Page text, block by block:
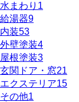
水まわり 1
給湯器9
内装53
外壁塗装4
屋根塗装3
玄関ドア・窓21
エクステリア15
その他1